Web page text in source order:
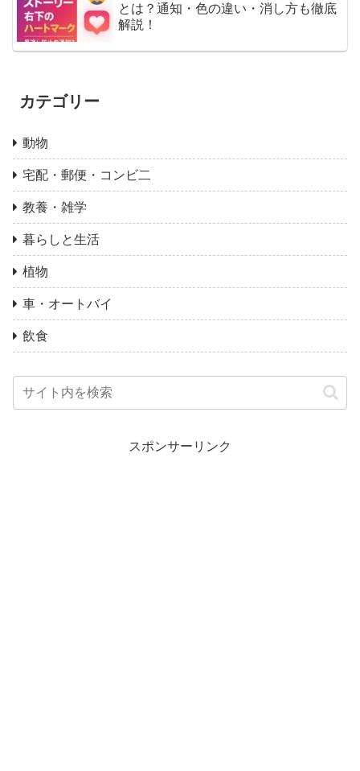
とは？通知・色の違い・消し方も徹底
解説！
カテゴリー
動物
宅配・郵便・コンビ二
教養・雑学
暮らしと生活
植物
車・オートバイ
飲食
スポンサーリンク